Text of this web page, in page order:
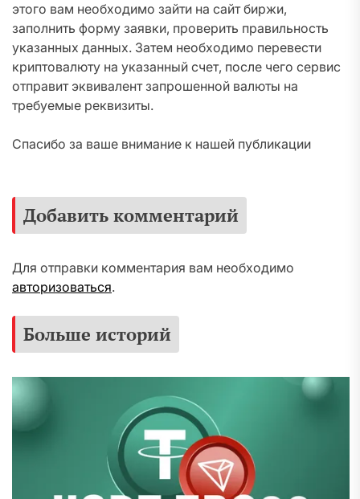
этого вам необходимо зайти на сайт биржи,
заполнить форму заявки, проверить правильность
указанных данных. Затем необходимо перевести
криптовалюту на указанный счет, после чего сервис
отправит эквивалент запрошенной валюты на
требуемые реквизиты.
Спасибо за ваше внимание к нашей публикации
Добавить комментарий
Для отправки комментария вам необходимо
авторизоваться.
Больше историй